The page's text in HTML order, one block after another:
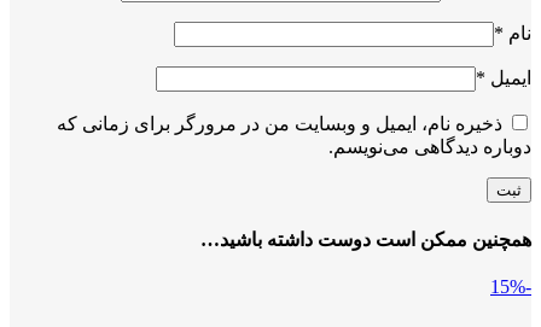
نام *
ایمیل *
ذخیره نام، ایمیل و وبسایت من در مرورگر برای زمانی که
دوباره دیدگاهی می‌نویسم.
همچنین ممکن است دوست داشته باشید…
-15%